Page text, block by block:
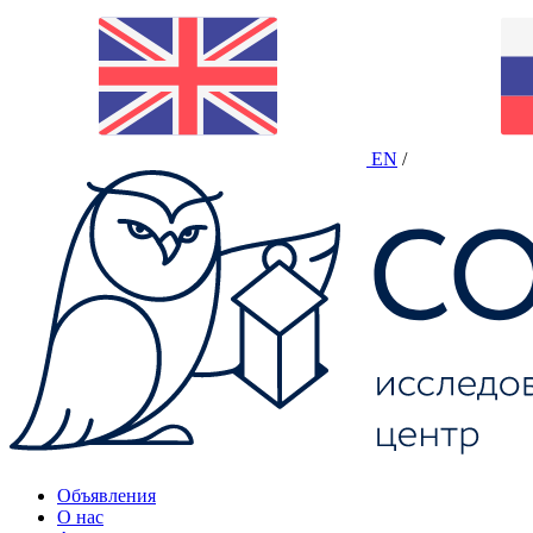
EN /
Объявления
О нас